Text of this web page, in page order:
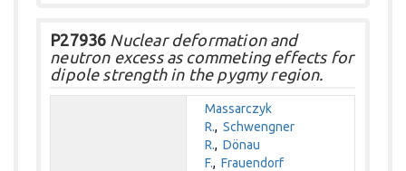
P27936 Nuclear deformation and
neutron excess as commeting effects for
dipole strength in the pygmy region.
Massarczyk
R.,Schwengner
R.,Dönau
F.,Frauendorf